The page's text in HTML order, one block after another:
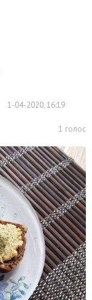
1-04-2020, 16:19
1 голос